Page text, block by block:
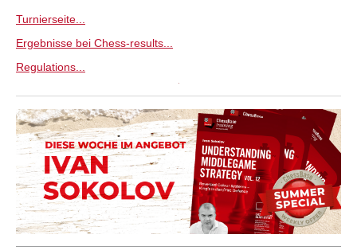
Turnierseite...
Ergebnisse bei Chess-results...
Regulations...